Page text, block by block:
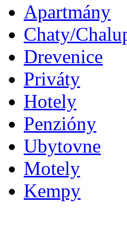
Apartmány
Chaty/
Drevenice
Priváty
Hotely
Penzióny
Ubytovne
Motely
Kempy